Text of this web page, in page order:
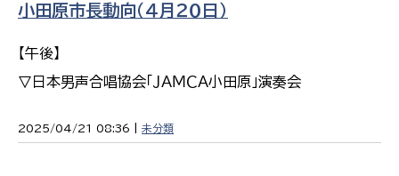
小田原市長動向（４月２０日）
【午後】
▽日本男声合唱協会「ＪＡＭＣＡ小田原」演奏会
2025/04/21 08:36 | 未分類